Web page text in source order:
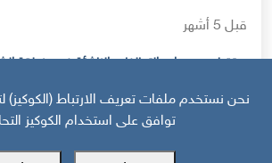
قبل 5 أشهر
مستقبل ومحددات التحالفات الناشئة في منطقة
نحن نستخدم ملفات تعريف الارتباط
توافق على استخدام الكوكيز